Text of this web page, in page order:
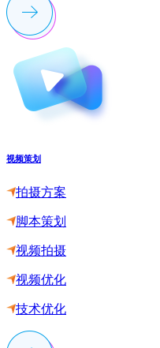
视频策划
拍摄方案
脚本策划
视频拍摄
视频优化
技术优化